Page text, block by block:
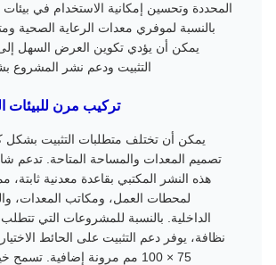
المحددة وتحسين إمكانية الاستخدام في بيئات
بالنسبة لموفري معدات الرعاية الصحية
يمكن أن يؤدي تكوين العرض السهل
التثبيت ودعم نشر المشروع
تركيب مرن للبيئات
يمكن أن تختلف متطلبات التثبيت بشكل
هذه النشر المكتبي بقاعدة معدنية ثابتة،
لمحطات العمل، ومكاتب المعدات،
الداخلية. بالنسبة للمشروعات التي تتطلب
75 × 100 مم مرونة إضافية.